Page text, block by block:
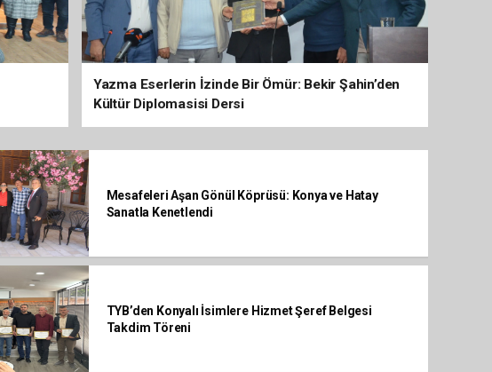
Yazma Eserlerin İzinde Bir Ömür: Bekir Şahin’den
Kültür Diplomasisi Dersi
Mesafeleri Aşan Gönül Köprüsü: Konya ve Hatay
Sanatla Kenetlendi
TYB’den Konyalı İsimlere Hizmet Şeref Belgesi
Takdim Töreni